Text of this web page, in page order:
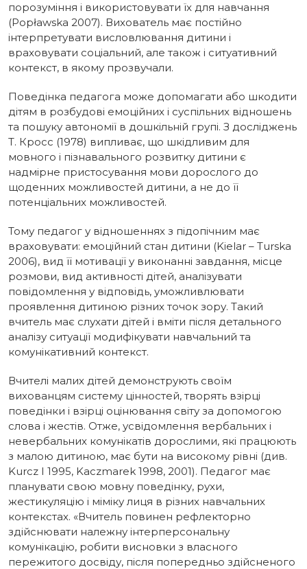
порозуміння і використовувати їх для навчання
(Popławska 2007). Вихователь має постійно
інтерпретувати висловлювання дитини і
враховувати соціальний, але також і ситуативний
контекст, в якому прозвучали.
Поведінка педагога може допомагати або шкодити
дітям в розбудові емоційних і суспільних відношень
та пошуку автономії в дошкільній групі. З досліджень
Т. Кросс (1978) випливає, що шкідливим для
мовного і пізнавального розвитку дитини є
надмірне пристосування мови дорослого до
щоденних можливостей дитини, а не до її
потенціальних можливостей.
Тому педагог у відношеннях з підопічним має
враховувати: емоційний стан дитини (Kielar – Turska
2006), вид її мотивації у виконанні завдання, місце
розмови, вид активності дітей, аналізувати
повідомлення у відповідь, уможливлювати
проявлення дитиною різних точок зору. Такий
вчитель має слухати дітей і вміти після детального
аналізу ситуації модифікувати навчальний та
комунікативний контекст.
Вчителі малих дітей демонструють своїм
вихованцям систему цінностей, творять взірці
поведінки і взірці оцінювання світу за допомогою
слова і жестів. Отже, усвідомлення вербальних і
невербальних комунікатів дорослими, які працюють
з малою дитиною, має бути на високому рівні (див.
Kurcz I 1995, Kaczmarek 1998, 2001). Педагог має
планувати свою мовну поведінку, рухи,
жестикуляцію і міміку лиця в різних навчальних
контекстах. «Вчитель повинен рефлекторно
здійснювати належну інтерперсональну
комунікацію, робити висновки з власного
пережитого досвіду, після попередньо здійсненого